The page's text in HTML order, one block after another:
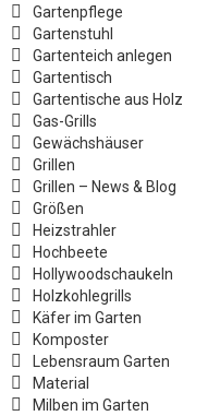
Gartenpflege
Gartenstuhl
Gartenteich anlegen
Gartentisch
Gartentische aus Holz
Gas-Grills
Gewächshäuser
Grillen
Grillen – News & Blog
Größen
Heizstrahler
Hochbeete
Hollywoodschaukeln
Holzkohlegrills
Käfer im Garten
Komposter
Lebensraum Garten
Material
Milben im Garten